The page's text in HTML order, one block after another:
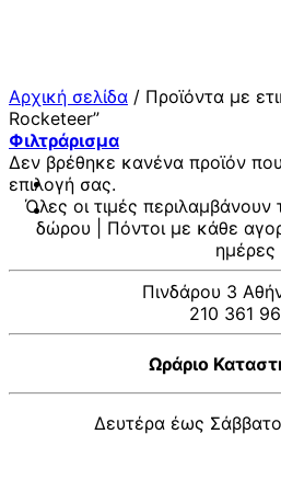
Αρχική σελίδα / Προϊόντα με
Rocketeer”
Φιλτράρισμα
Δεν βρέθηκε κανένα προϊόν που
επιλογή σας.
Όλες οι τιμές
δώρου | Πόντοι με κάθε
ημέρες
Πινδάρου 3
210 361
Ωράριο
Δευτέρα έως Σάββατο